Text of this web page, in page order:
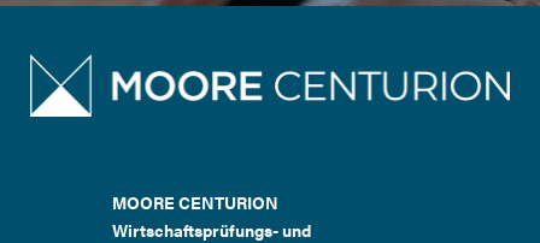
MOORE CENTURION
Wirtschaftsprüfungs- und